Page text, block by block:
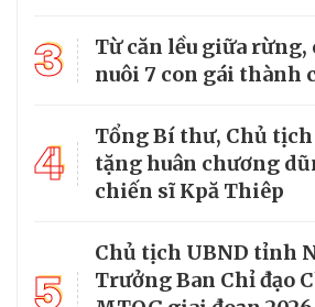
3
Từ căn lều giữa rừng,
nuôi 7 con gái thành
4
Tổng Bí thư, Chủ
tặng huân chương
chiến sĩ Kpă Thiêp
5
Chủ tịch UBND tỉnh
Trưởng Ban Chỉ đạo